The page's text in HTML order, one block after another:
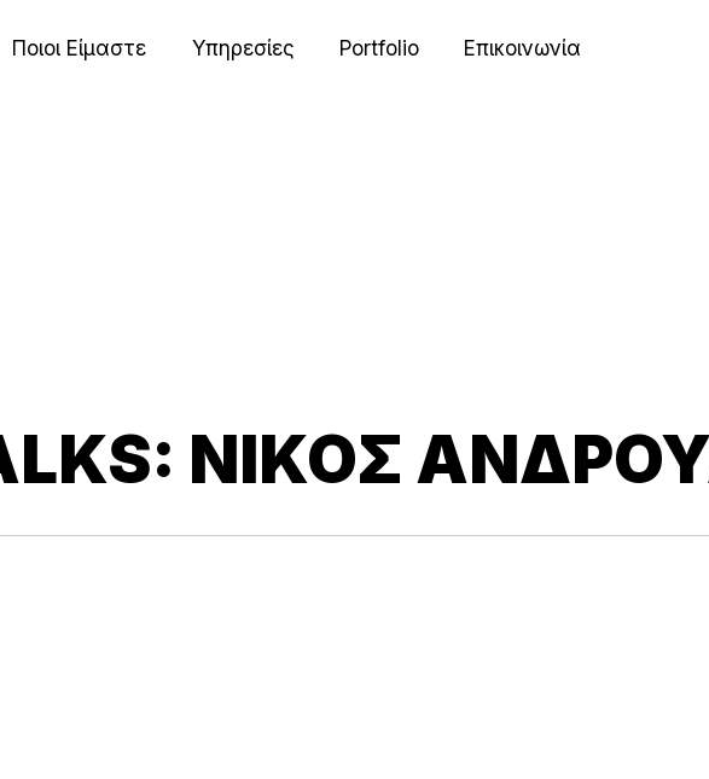
Ποιοι Είμαστε Υπηρεσίες Portfolio Επικοινωνία
ΝΊΚΟΣ